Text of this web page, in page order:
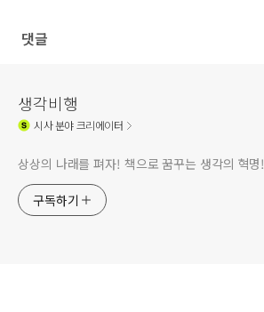
댓글
생각비행
시사분야 크리에이터
상상의 나래를 펴자! 책으로 꿈꾸는 생각의 혁명!
구독하기